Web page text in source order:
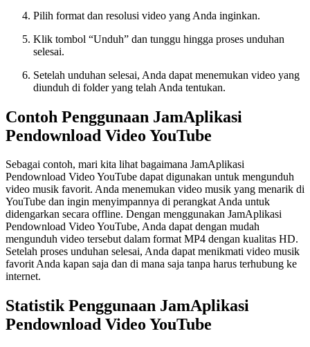
Pilih format dan resolusi video yang Anda inginkan.
Klik tombol “Unduh” dan tunggu hingga proses unduhan
selesai.
Setelah unduhan selesai, Anda dapat menemukan video yang
diunduh di folder yang telah Anda tentukan.
Contoh Penggunaan JamAplikasi
Pendownload Video YouTube
Sebagai contoh, mari kita lihat bagaimana JamAplikasi
Pendownload Video YouTube dapat digunakan untuk mengunduh
video musik favorit. Anda menemukan video musik yang menarik di
YouTube dan ingin menyimpannya di perangkat Anda untuk
didengarkan secara offline. Dengan menggunakan JamAplikasi
Pendownload Video YouTube, Anda dapat dengan mudah
mengunduh video tersebut dalam format MP4 dengan kualitas HD.
Setelah proses unduhan selesai, Anda dapat menikmati video musik
favorit Anda kapan saja dan di mana saja tanpa harus terhubung ke
internet.
Statistik Penggunaan JamAplikasi
Pendownload Video YouTube